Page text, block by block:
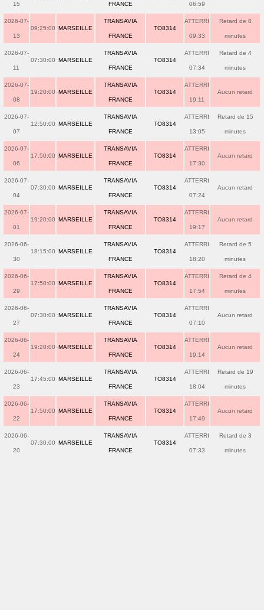
15 FRANCE 06:59
2026-07-
13
09:25:00 MARSEILLE
TRANSAVIA
FRANCE
TO8314
ATTERRI
09:33
Retard de 8
minutes
2026-07-
11
07:30:00 MARSEILLE
TRANSAVIA
FRANCE
TO8314
ATTERRI
07:34
Retard de 4
minutes
2026-07-
08
19:20:00 MARSEILLE
TRANSAVIA
FRANCE
TO8314
ATTERRI
19:11
Aucun retard
2026-07-
07
12:50:00 MARSEILLE
TRANSAVIA
FRANCE
TO8314
ATTERRI
13:05
Retard de 15
minutes
2026-07-
06
17:50:00 MARSEILLE
TRANSAVIA
FRANCE
TO8314
ATTERRI
17:30
Aucun retard
2026-07-
04
07:30:00 MARSEILLE
TRANSAVIA
FRANCE
TO8314
ATTERRI
07:24
Aucun retard
2026-07-
01
19:20:00 MARSEILLE
TRANSAVIA
FRANCE
TO8314
ATTERRI
19:17
Aucun retard
2026-06-
30
18:15:00 MARSEILLE
TRANSAVIA
FRANCE
TO8314
ATTERRI
18:20
Retard de 5
minutes
2026-06-
29
17:50:00 MARSEILLE
TRANSAVIA
FRANCE
TO8314
ATTERRI
17:54
Retard de 4
minutes
2026-06-
27
07:30:00 MARSEILLE
TRANSAVIA
FRANCE
TO8314
ATTERRI
07:10
Aucun retard
2026-06-
24
19:20:00 MARSEILLE
TRANSAVIA
FRANCE
TO8314
ATTERRI
19:14
Aucun retard
2026-06-
23
17:45:00 MARSEILLE
TRANSAVIA
FRANCE
TO8314
ATTERRI
18:04
Retard de 19
minutes
2026-06-
22
17:50:00 MARSEILLE
TRANSAVIA
FRANCE
TO8314
ATTERRI
17:49
Aucun retard
2026-06-
20
07:30:00 MARSEILLE
TRANSAVIA
FRANCE
TO8314
ATTERRI
07:33
Retard de 3
minutes